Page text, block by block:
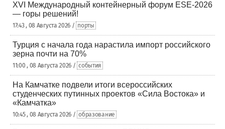
XVI Международный контейнерный форум ESE-2026
— горы решений!
17:43 , 08 Августа 2026 / порты
Турция с начала года нарастила импорт российского
зерна почти на 70%
11:00 , 08 Августа 2026 / события
На Камчатке подвели итоги всероссийских
студенческих путинных проектов «Сила Востока» и
«Камчатка»
10:45 , 08 Августа 2026 / образование